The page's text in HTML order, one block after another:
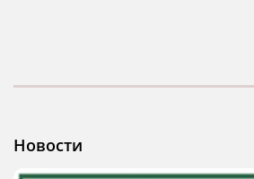
Новости